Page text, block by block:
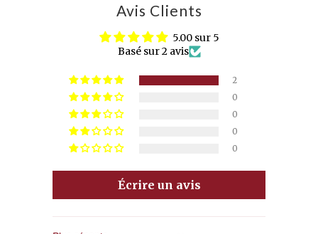
Avis Clients
5.00 sur 5
Basé sur 2 avis
2
0
0
0
0
Écrire un avis